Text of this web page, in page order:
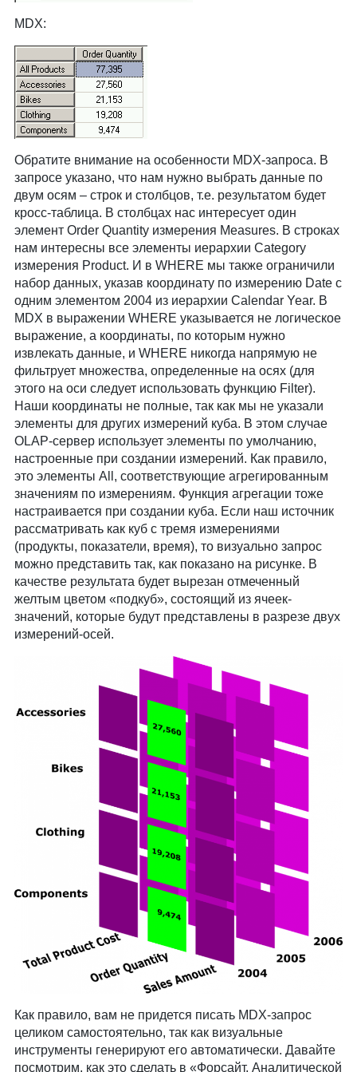
MDX:
Обратите внимание на особенности MDX-запроса. В
запросе указано, что нам нужно выбрать данные по
двум осям – строк и столбцов, т.е. результатом будет
кросс-таблица. В столбцах нас интересует один
элемент Order Quantity измерения Measures. В строках
нам интересны все элементы иерархии Category
измерения Product. И в WHERE мы также ограничили
набор данных, указав координату по измерению Date с
одним элементом 2004 из иерархии Calendar Year. В
MDX в выражении WHERE указывается не логическое
выражение, а координаты, по которым нужно
извлекать данные, и WHERE никогда напрямую не
фильтрует множества, определенные на осях (для
этого на оси следует использовать функцию Filter).
Наши координаты не полные, так как мы не указали
элементы для других измерений куба. В этом случае
OLAP-сервер использует элементы по умолчанию,
настроенные при создании измерений. Как правило,
это элементы All, соответствующие агрегированным
значениям по измерениям. Функция агрегации тоже
настраивается при создании куба. Если наш источник
рассматривать как куб с тремя измерениями
(продукты, показатели, время), то визуально запрос
можно представить так, как показано на рисунке. В
качестве результата будет вырезан отмеченный
желтым цветом «подкуб», состоящий из ячеек-
значений, которые будут представлены в разрезе двух
измерений-осей.
Как правило, вам не придется писать MDX-запрос
целиком самостоятельно, так как визуальные
инструменты генерируют его автоматически. Давайте
посмотрим, как это сделать в «Форсайт. Аналитической